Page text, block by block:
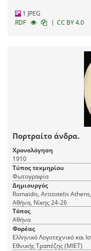
1 JPEG
RDF
| CC BY 4.0
Πορτραίτο άνδρα.
Χρονολόγηση
1910
Τύπος τεκμηρίου
Φωτογραφία
Δημιουργός
Romaїdis, Aristotelis Athens, 24-26 Nikis Str., Ρωμαΐδης, Αριστοτέλης
Αθήνα, Νίκης 24-26
Τόπος
Αθήνα
Φορέας
Ελληνικό Λογοτεχνικό και
Εθνικής Τραπέζης (ΜΙΕΤ)